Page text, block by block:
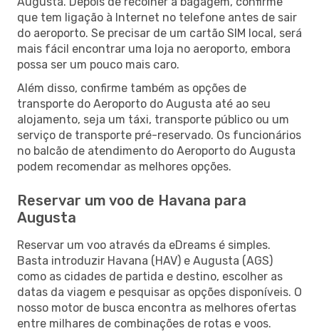
que tem ligação à Internet no telefone antes de sair
do aeroporto. Se precisar de um cartão SIM local, será
mais fácil encontrar uma loja no aeroporto, embora
possa ser um pouco mais caro.
Além disso, confirme também as opções de
transporte do Aeroporto do Augusta até ao seu
alojamento, seja um táxi, transporte público ou um
serviço de transporte pré-reservado. Os funcionários
no balcão de atendimento do Aeroporto do Augusta
podem recomendar as melhores opções.
Reservar um voo de Havana para
Augusta
Reservar um voo através da eDreams é simples.
Basta introduzir Havana (HAV) e Augusta (AGS)
como as cidades de partida e destino, escolher as
datas da viagem e pesquisar as opções disponíveis. O
nosso motor de busca encontra as melhores ofertas
entre milhares de combinações de rotas e voos.